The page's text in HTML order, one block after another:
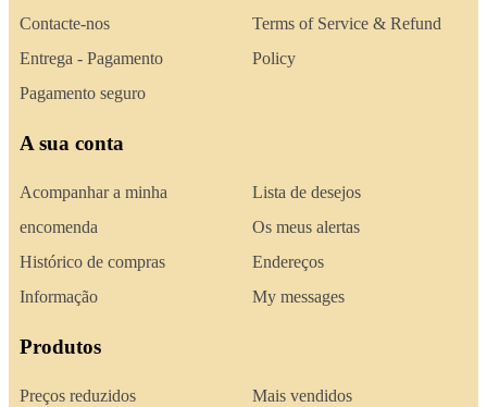
Contacte-nos
Entrega - Pagamento
Pagamento seguro
Terms of Service & Refund
Policy
A sua conta
Acompanhar a minha
encomenda
Histórico de compras
Informação
Lista de desejos
Os meus alertas
Endereços
My messages
Produtos
Preços reduzidos Mais vendidos